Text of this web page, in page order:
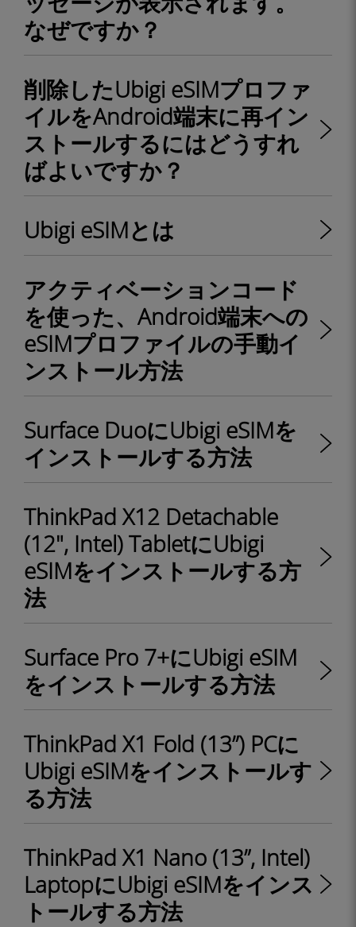
なぜですか？
削除したUbigi eSIMプロファ
イルをAndroid端末に再イン
ストールするにはどうすれ
ばよいですか？
Ubigi eSIMとは
アクティベーションコード
を使った、Android端末への
eSIMプロファイルの手動イ
ンストール方法
Surface DuoにUbigi eSIMを
インストールする方法
ThinkPad X12 Detachable
(12", Intel) TabletにUbigi
eSIMをインストールする方
法
Surface Pro 7+にUbigi eSIM
をインストールする方法
ThinkPad X1 Fold (13”) PCに
Ubigi eSIMをインストールす
る方法
ThinkPad X1 Nano (13”, Intel)
LaptopにUbigi eSIMをインス
トールする方法